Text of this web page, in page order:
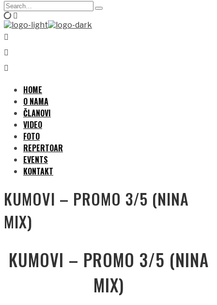
Search
for:
Type
HOME
O NAMA
ČLANOVI
VIDEO
FOTO
REPERTOAR
EVENTS
KONTAKT
KUMOVI – PROMO 3/5 (NINA
MIX)
KUMOVI – PROMO 3/5 (NINA
MIX)